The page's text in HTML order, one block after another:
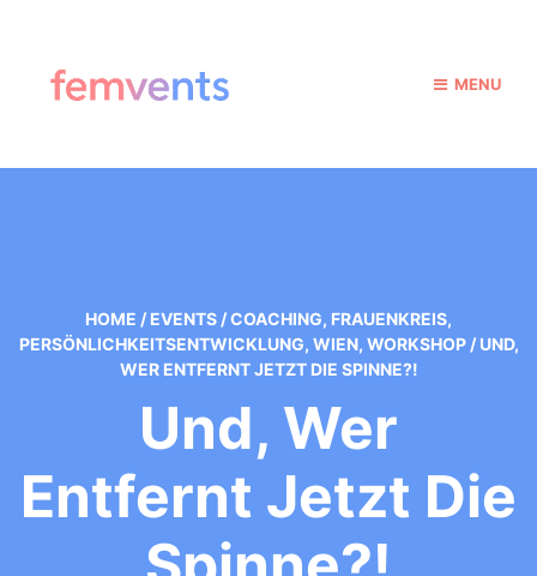
MENU
HOME / EVENTS /COACHING, FRAUENKREIS,
PERSÖNLICHKEITSENTWICKLUNG, WIEN, WORKSHOP / UND,
WER ENTFERNT JETZT DIE SPINNE?!
Und, Wer
Entfernt Jetzt Die